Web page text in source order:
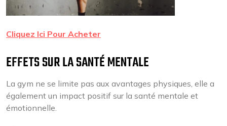
Cliquez Ici Pour Acheter
EFFETS SUR LA SANTÉ MENTALE
La gym ne se limite pas aux avantages physiques, elle a
également un impact positif sur la santé mentale et
émotionnelle.